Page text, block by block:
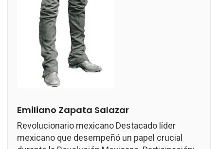
Emiliano Zapata Salazar
Revolucionario mexicano Destacado líder
mexicano que desempeñó un papel crucial